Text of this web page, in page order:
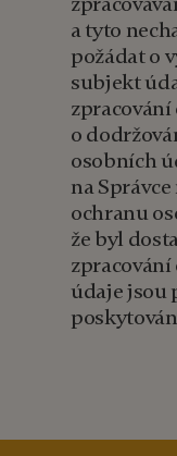
a tyto
požádat o
subjekt
o
osobních
na
ochranu
že byl
údaje jsou